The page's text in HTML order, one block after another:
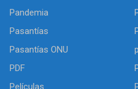
Pandemia
Pasantías
Pasantías ONU
PDF
Películas